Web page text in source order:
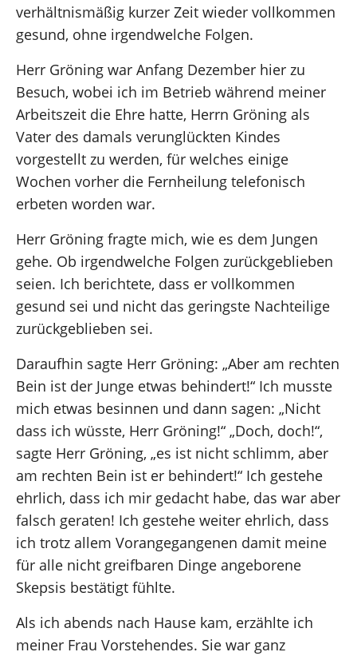
verhältnismäßig kurzer Zeit wieder vollkommen
gesund, ohne irgendwelche Folgen.
Herr Gröning war Anfang Dezember hier zu
Besuch, wobei ich im Betrieb während meiner
Arbeitszeit die Ehre hatte, Herrn Gröning als
Vater des damals verunglückten Kindes
vorgestellt zu werden, für welches einige
Wochen vorher die Fernheilung telefonisch
erbeten worden war.
Herr Gröning fragte mich, wie es dem Jungen
gehe. Ob irgendwelche Folgen zurückgeblieben
seien. Ich berichtete, dass er vollkommen
gesund sei und nicht das geringste Nachteilige
zurückgeblieben sei.
Daraufhin sagte Herr Gröning: „Aber am rechten
Bein ist der Junge etwas behindert!“ Ich musste
mich etwas besinnen und dann sagen: „Nicht
dass ich wüsste, Herr Gröning!“ „Doch, doch!“,
sagte Herr Gröning, „es ist nicht schlimm, aber
am rechten Bein ist er behindert!“ Ich gestehe
ehrlich, dass ich mir gedacht habe, das war aber
falsch geraten! Ich gestehe weiter ehrlich, dass
ich trotz allem Vorangegangenen damit meine
für alle nicht greifbaren Dinge angeborene
Skepsis bestätigt fühlte.
Als ich abends nach Hause kam, erzählte ich
meiner Frau Vorstehendes. Sie war ganz